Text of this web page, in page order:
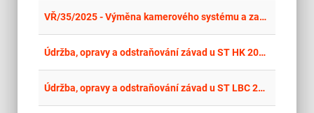
VŘ/35/2025 - Výměna kamerového systému a zabezpečovacího systému, Pelléova 91/10, Praha 6
Údržba, opravy a odstraňování závad u ST HK 2026 – 2027
Údržba, opravy a odstraňování závad u ST LBC 2026 – 2027